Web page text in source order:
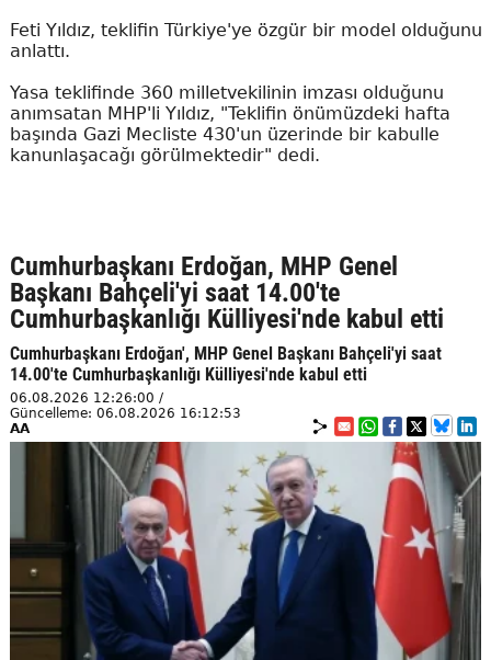
Feti Yıldız, teklifin Türkiye'ye özgür bir model olduğunu
anlattı.
Yasa teklifinde 360 milletvekilinin imzası olduğunu
anımsatan MHP'li Yıldız, "Teklifin önümüzdeki hafta
başında Gazi Mecliste 430'un üzerinde bir kabulle
kanunlaşacağı görülmektedir" dedi.
Cumhurbaşkanı Erdoğan, MHP Genel
Başkanı Bahçeli'yi saat 14.00'te
Cumhurbaşkanlığı Külliyesi'nde kabul etti
Cumhurbaşkanı Erdoğan', MHP Genel Başkanı Bahçeli'yi saat
14.00'te Cumhurbaşkanlığı Külliyesi'nde kabul etti
06.08.2026 12:26:00 /
Güncelleme: 06.08.2026 16:12:53
AA